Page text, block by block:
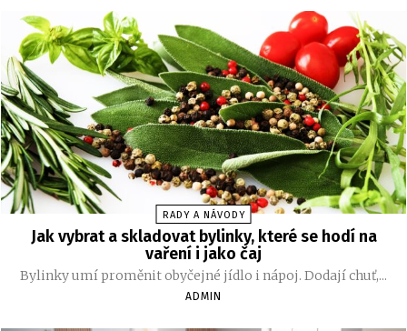
RADY A NÁVODY
Jak vybrat a skladovat bylinky, které se hodí na
vaření i jako čaj
Bylinky umí proměnit obyčejné jídlo i nápoj. Dodají chuť,...
ADMIN